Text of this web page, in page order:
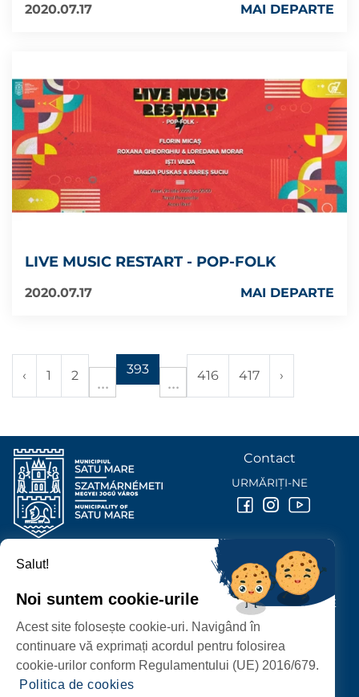
2020.07.17 MAI DEPARTE
LIVE MUSIC RESTART - POP-FOLK
2020.07.17 MAI DEPARTE
‹ 1 2 393 416 417 ›
PROTECȚIA DATELOR PERSONALE
PRIMĂRIA MUNICIPIULUI
P-ȚA 25 OCTOMBRIE, NR. 1 CORP M, 440026 SATU MARE
Contact
URMĂRIȚI-NE
Salut!
Noi suntem cookie-urile
Acest site folosește cookie-uri. Navigând în
continuare vă exprimați acordul pentru folosirea
cookie-urilor conform Regulamentului (UE) 2016/679.
Politica de cookies